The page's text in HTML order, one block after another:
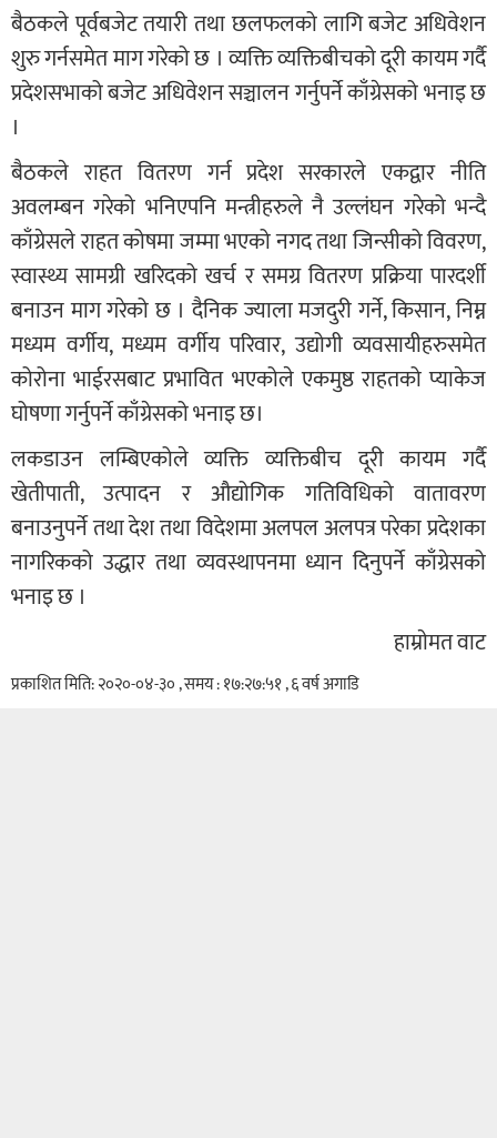
बैठकले पूर्वबजेट तयारी तथा छलफलको लागि बजेट अधिवेशन
शुरु गर्नसमेत माग गरेको छ । व्यक्ति व्यक्तिबीचको दूरी कायम गर्दै
प्रदेशसभाको बजेट अधिवेशन सञ्चालन गर्नुपर्ने काँग्रेसको भनाइ छ
।
बैठकले राहत वितरण गर्न प्रदेश सरकारले एकद्वार नीति
अवलम्बन गरेको भनिएपनि मन्त्रीहरुले नै उल्लंघन गरेको भन्दै
काँग्रेसले राहत कोषमा जम्मा भएको नगद तथा जिन्सीको विवरण,
स्वास्थ्य सामग्री खरिदको खर्च र समग्र वितरण प्रक्रिया पारदर्शी
बनाउन माग गरेको छ । दैनिक ज्याला मजदुरी गर्ने, किसान, निम्न
मध्यम वर्गीय, मध्यम वर्गीय परिवार, उद्योगी व्यवसायीहरुसमेत
कोरोना भाईरसबाट प्रभावित भएकोले एकमुष्ठ राहतको प्याकेज
घोषणा गर्नुपर्ने काँग्रेसको भनाइ छ।
लकडाउन लम्बिएकोले व्यक्ति व्यक्तिबीच दूरी कायम गर्दै
खेतीपाती, उत्पादन र औद्योगिक गतिविधिको वातावरण
बनाउनुपर्ने तथा देश तथा विदेशमा अलपल अलपत्र परेका प्रदेशका
नागरिकको उद्धार तथा व्यवस्थापनमा ध्यान दिनुपर्ने काँग्रेसको
भनाइ छ ।
हाम्राेमत वाट
प्रकाशित मिति: २०२०-०४-३० , समय : १७:२७:५१ , ६ वर्ष अगाडि